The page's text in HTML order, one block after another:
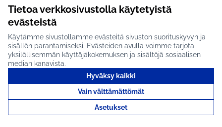
Tietoa verkkosivustolla käytetyistä
evästeistä
Käytämme sivustollamme evästeitä sivuston suorituskyvyn ja
sisällön parantamiseksi. Evästeiden avulla voimme tarjota
yksilöllisemmän käyttäjäkokemuksen ja sisältöjä sosiaalisen
median kanavista.
Hyväksy kaikki
Vain välttämättömät
Asetukset
Etenee jatkoon
Rajaa tulokset aihepiirin mukaan: Riihikallio
Riihikallio
Tutustu
Kesätyöntekijöitä
siruetanoiden torjuntaan